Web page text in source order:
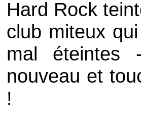
Hard Rock
club miteux
mal éteintes
nouveau et
!